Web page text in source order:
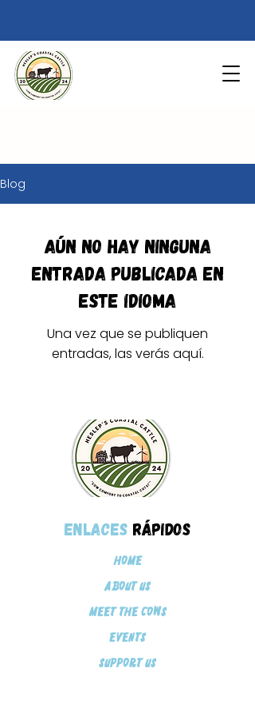
Blog
Aún no hay ninguna
entrada publicada en
este idioma
Una vez que se publiquen
entradas, las verás aquí.
Enlaces rápidos
Home
About Us
Meet The Cows
Events
Support Us